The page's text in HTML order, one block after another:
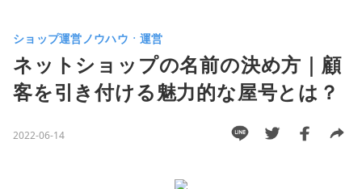
ル
機
ショップ運営ノウハウㆍ運営
ネットショップの名前の決め方｜顧
客を引き付ける魅力的な屋号とは？
2022-06-14